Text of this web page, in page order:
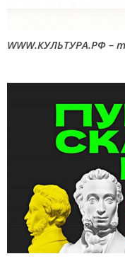
WWW.КУЛЬТУРА.РФ –